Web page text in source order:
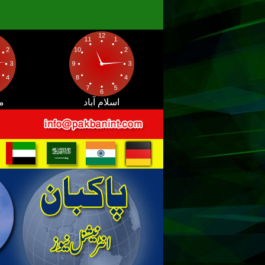
اسلام آباد